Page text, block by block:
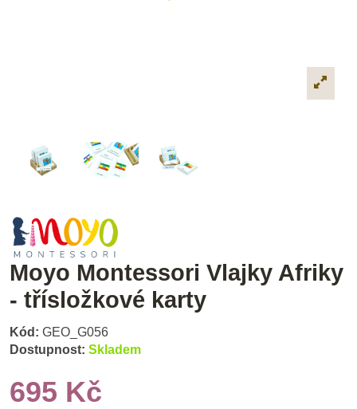
Moyo Montessori Vlajky Afriky
- třísložkové karty
Kód: GEO_G056
Dostupnost: Skladem
695 Kč